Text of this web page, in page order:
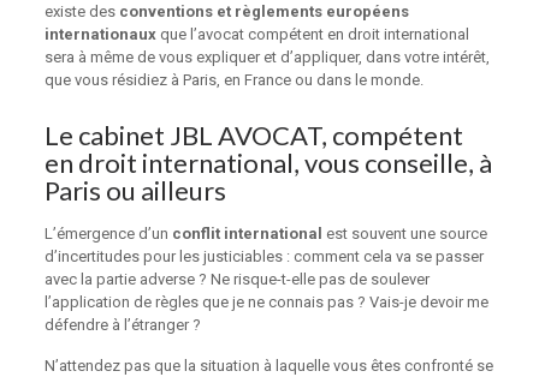
existe des conventions et règlements européens
internationaux que l’avocat compétent en droit international
sera à même de vous expliquer et d’appliquer, dans votre intérêt,
que vous résidiez à Paris, en France ou dans le monde.
Le cabinet JBL AVOCAT, compétent
en droit international, vous conseille, à
Paris ou ailleurs
L’émergence d’un conflit international est souvent une source
d’incertitudes pour les justiciables : comment cela va se passer
avec la partie adverse ? Ne risque-t-elle pas de soulever
l’application de règles que je ne connais pas ? Vais-je devoir me
défendre à l’étranger ?
N’attendez pas que la situation à laquelle vous êtes confronté se